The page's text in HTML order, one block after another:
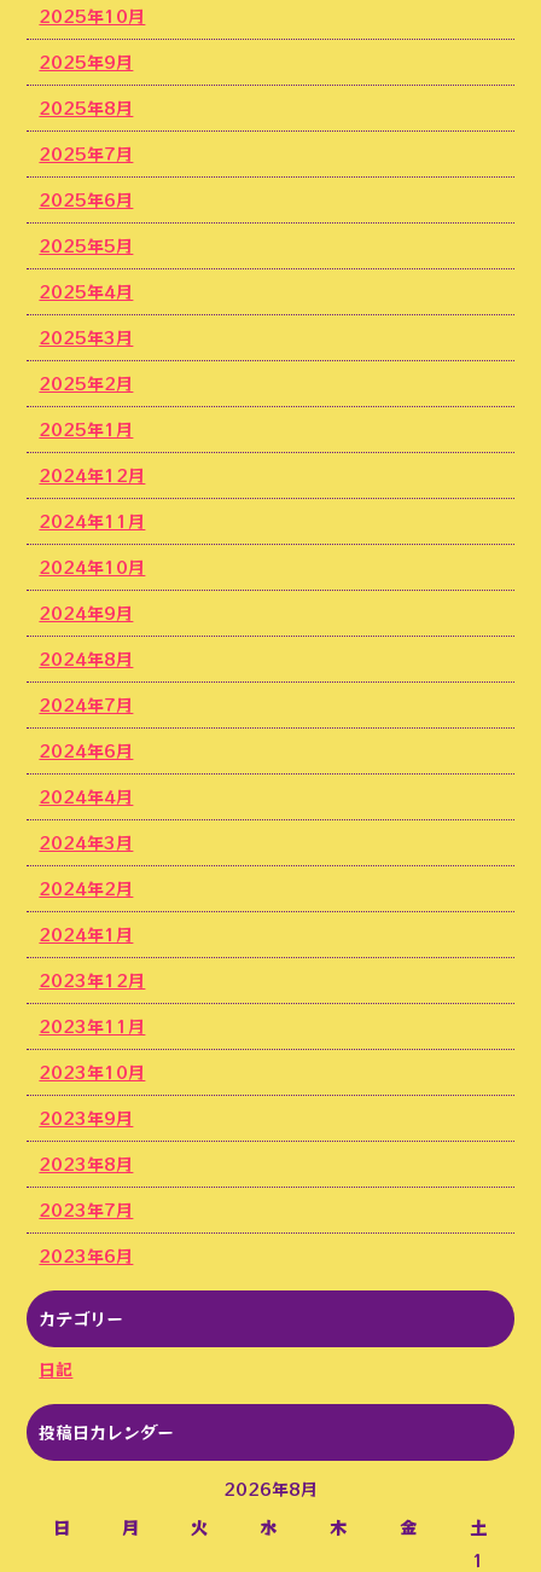
2025年10月
2025年9月
2025年8月
2025年7月
2025年6月
2025年5月
2025年4月
2025年3月
2025年2月
2025年1月
2024年12月
2024年11月
2024年10月
2024年9月
2024年8月
2024年7月
2024年6月
2024年4月
2024年3月
2024年2月
2024年1月
2023年12月
2023年11月
2023年10月
2023年9月
2023年8月
2023年7月
2023年6月
カテゴリー
日記
投稿日カレンダー
2026年8月
日
月 火 水 木 金
土
1